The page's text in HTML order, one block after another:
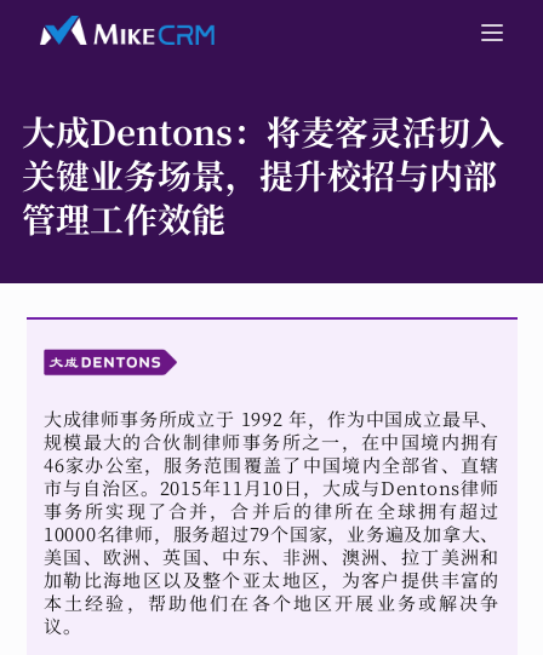
大成Dentons： 将麦客灵活切入
关键业务场景，提升校招与内部
管理工作效能
大成律师事务所成立于 1992 年，作为中国成立最早、
规模最大的合伙制律师事务所之一，在中国境内拥有
46家办公室，服务范围覆盖了中国境内全部省、直辖
市与自治区。2015年11月10日，大成与Dentons律师
事务所实现了合并，合并后的律所在全球拥有超过
10000名律师，服务超过79个国家，业务遍及加拿大、
美国、欧洲、英国、中东、非洲、澳洲、拉丁美洲和
加勒比海地区以及整个亚太地区，为客户提供丰富的
本土经验，帮助他们在各个地区开展业务或解决争
议。